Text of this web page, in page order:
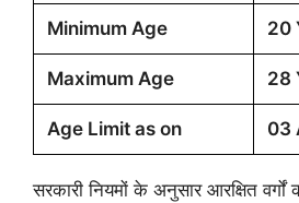
Minimum Age 20
Maximum Age 28
Age Limit as on 03
सरकारी नियमों के अनुसार आरक्षित